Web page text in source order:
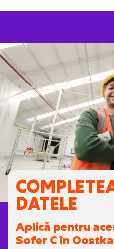
DATELE
Aplică pentru
Sofer C în